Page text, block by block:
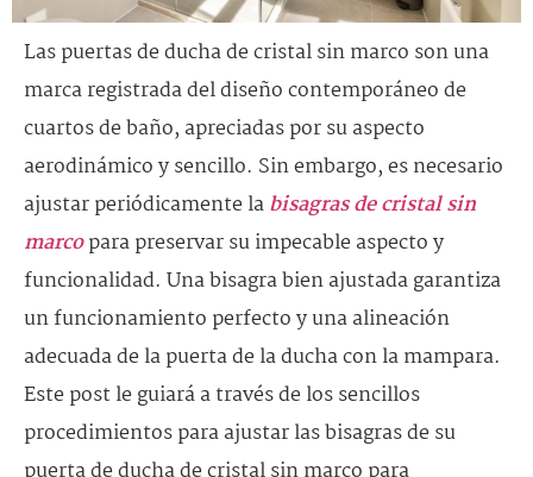
Las puertas de ducha de cristal sin marco son una
marca registrada del diseño contemporáneo de
cuartos de baño, apreciadas por su aspecto
aerodinámico y sencillo. Sin embargo, es necesario
ajustar periódicamente labisagras de cristal sin
marcopara preservar su impecable aspecto y
funcionalidad. Una bisagra bien ajustada garantiza
un funcionamiento perfecto y una alineación
adecuada de la puerta de la ducha con la mampara.
Este post le guiará a través de los sencillos
procedimientos para ajustar las bisagras de su